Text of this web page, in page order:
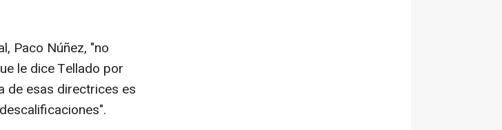
Paco Núñez, "no
le dice Tellado por
de esas directrices es